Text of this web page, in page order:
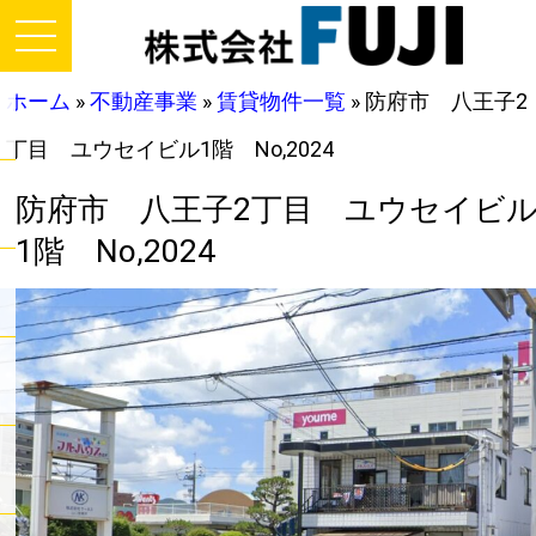
ホーム »不動産事業 »賃貸物件一覧 » 防府市 八王子2
丁目 ユウセイビル1階 No,2024
防府市 八王子2丁目 ユウセイビ
1階 No,2024